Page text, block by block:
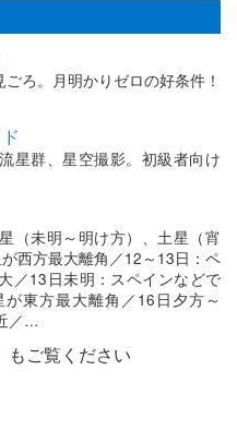
ろ。月明かりゼロの好条件！
星群、星空撮影。初級者向け
（未明～明け方）、土星（宵
西方最大離角／12～13日：ペ
／13日未明：スペインなどで
東方最大離角／16日夕方～
／…
もご覧ください